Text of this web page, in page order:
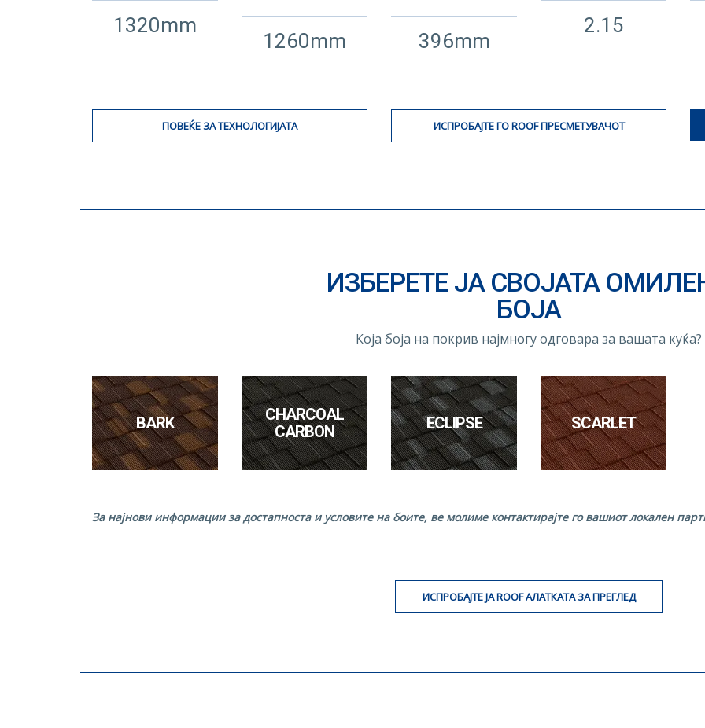
1320mm
1260mm 396mm
2.15
ПОВЕЌЕ ЗА ТЕХНОЛОГИЈАТА ИСПРОБАЈТЕ ГО ROOF ПРЕСМЕТУВАЧОТ
ИЗБЕРЕТЕ ЈА СВОЈАТА
БОЈА
Која боја на покрив најмногу одговара за вашата куќа?
BARK
CHARCOAL
CARBON
ECLIPSE SCARLET
За најнови информации за достапноста и условите на боите, ве молиме контактирајте го вашиот локален
ИСПРОБАЈТЕ ЈА ROOF АЛАТКАТА ЗА ПРЕГЛЕД